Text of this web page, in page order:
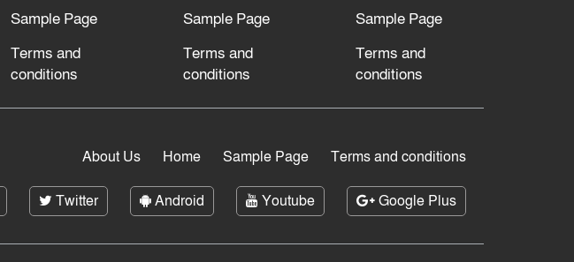
Sample Page
Terms and
conditions
Sample Page
Terms and
conditions
Sample Page
Terms and
conditions
About Us Home Sample Page Terms and conditions
Twitter Android Youtube Google Plus